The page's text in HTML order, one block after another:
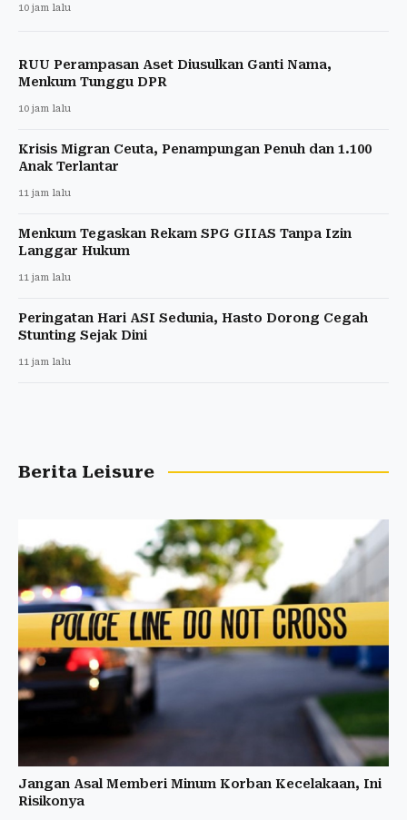
10 jam lalu
RUU Perampasan Aset Diusulkan Ganti Nama,
Menkum Tunggu DPR
10 jam lalu
Krisis Migran Ceuta, Penampungan Penuh dan 1.100
Anak Terlantar
11 jam lalu
Menkum Tegaskan Rekam SPG GIIAS Tanpa Izin
Langgar Hukum
11 jam lalu
Peringatan Hari ASI Sedunia, Hasto Dorong Cegah
Stunting Sejak Dini
11 jam lalu
Berita Leisure
Jangan Asal Memberi Minum Korban Kecelakaan, Ini
Risikonya